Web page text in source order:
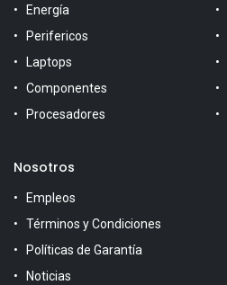
Energía
Perifericos
Laptops
Componentes
Procesadores
Nosotros
Empleos
Términos y Condiciones
Políticas de Garantía
Noticias